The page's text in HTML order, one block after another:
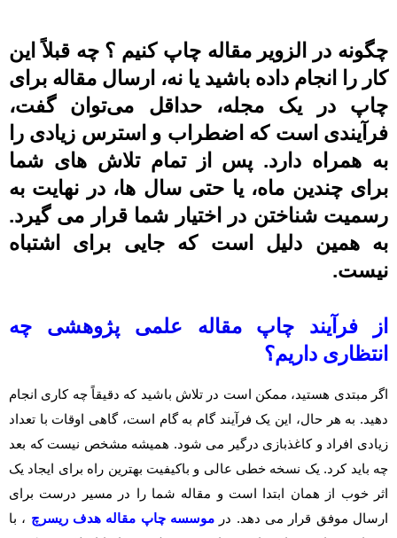
چگونه در الزویر مقاله چاپ کنیم ؟ چه قبلاً این
کار را انجام داده باشید یا نه، ارسال مقاله برای
چاپ در یک مجله، حداقل می‌توان گفت،
فرآیندی است که اضطراب و استرس زیادی را
به همراه دارد. پس از تمام تلاش های شما
برای چندین ماه، یا حتی سال ها، در نهایت به
رسمیت شناختن در اختیار شما قرار می گیرد.
به همین دلیل است که جایی برای اشتباه
نیست.
از فرآیند چاپ مقاله علمی پژوهشی چه
انتظاری داریم؟
اگر مبتدی هستید، ممکن است در تلاش باشید که دقیقاً چه کاری انجام
دهید. به هر حال، این یک فرآیند گام به گام است، گاهی اوقات با تعداد
زیادی افراد و کاغذبازی درگیر می شود. همیشه مشخص نیست که بعد
چه باید کرد. یک نسخه خطی عالی و باکیفیت بهترین راه برای ایجاد یک
اثر خوب از همان ابتدا است و مقاله شما را در مسیر درست برای
ارسال موفق قرار می دهد. در موسسه چاپ مقاله هدف ریسرچ ، با